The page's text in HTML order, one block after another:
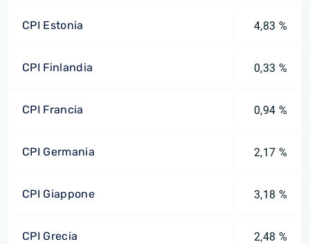
CPI Estonia 4,83 %
CPI Finlandia 0,33 %
CPI Francia 0,94 %
CPI Germania 2,17 %
CPI Giappone 3,18 %
CPI Grecia 2,48 %